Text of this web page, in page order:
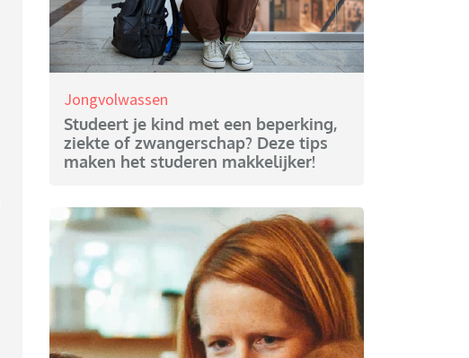
Jongvolwassen
Studeert je kind met een beperking,
ziekte of zwangerschap? Deze tips
maken het studeren makkelijker!